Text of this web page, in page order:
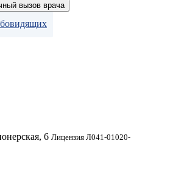
вызов врача
6 Лицензия Л041-01020-